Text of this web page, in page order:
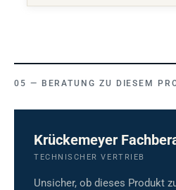
BERATUNG ZU DIESEM
Krückemeyer
TECHNISCHER VERTRIEB
Unsicher, ob dieses Produkt